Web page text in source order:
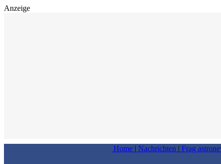
Anzeige
Home | Nachrichten | Frag